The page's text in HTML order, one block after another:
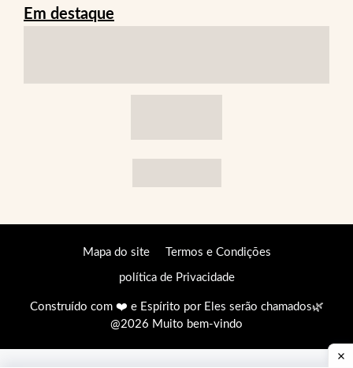
Em destaque
Mapa do site Termos e Condições
política de Privacidade
Construído com ❤️ e Espírito por Eles serão chamados🌿
@2026 Muito bem-vindo